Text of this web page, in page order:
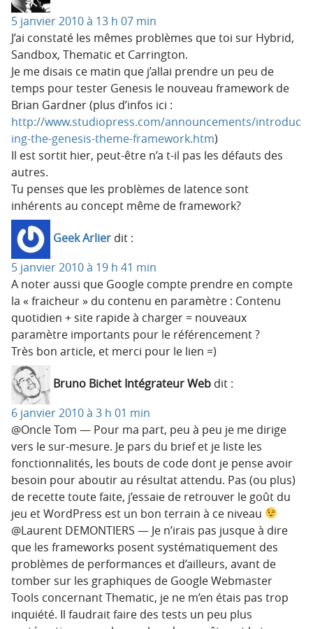
5 janvier 2010 à 13 h 07 min
J’ai constaté les mêmes problèmes que toi sur Hybrid,
Sandbox, Thematic et Carrington.
Je me disais ce matin que j’allai prendre un peu de
temps pour tester Genesis le nouveau framework de
Brian Gardner (plus d’infos ici :
http://www.studiopress.com/announcements/introduc
ing-the-genesis-theme-framework.htm)
Il est sortit hier, peut-être n’a t-il pas les défauts des
autres.
Tu penses que les problèmes de latence sont
inhérents au concept même de framework?
Geek Arlier dit :
5 janvier 2010 à 19 h 41 min
A noter aussi que Google compte prendre en compte
la « fraicheur » du contenu en paramètre : Contenu
quotidien + site rapide à charger = nouveaux
paramètre importants pour le référencement ?
Très bon article, et merci pour le lien =)
Bruno Bichet Intégrateur Web dit :
6 janvier 2010 à 3 h 01 min
@Oncle Tom — Pour ma part, peu à peu je me dirige
vers le sur-mesure. Je pars du brief et je liste les
fonctionnalités, les bouts de code dont je pense avoir
besoin pour aboutir au résultat attendu. Pas (ou plus)
de recette toute faite, j’essaie de retrouver le goût du
jeu et WordPress est un bon terrain à ce niveau
@Laurent DEMONTIERS — Je n’irais pas jusque à dire
que les frameworks posent systématiquement des
problèmes de performances et d’ailleurs, avant de
tomber sur les graphiques de Google Webmaster
Tools concernant Thematic, je ne m’en étais pas trop
inquiété. Il faudrait faire des tests un peu plus